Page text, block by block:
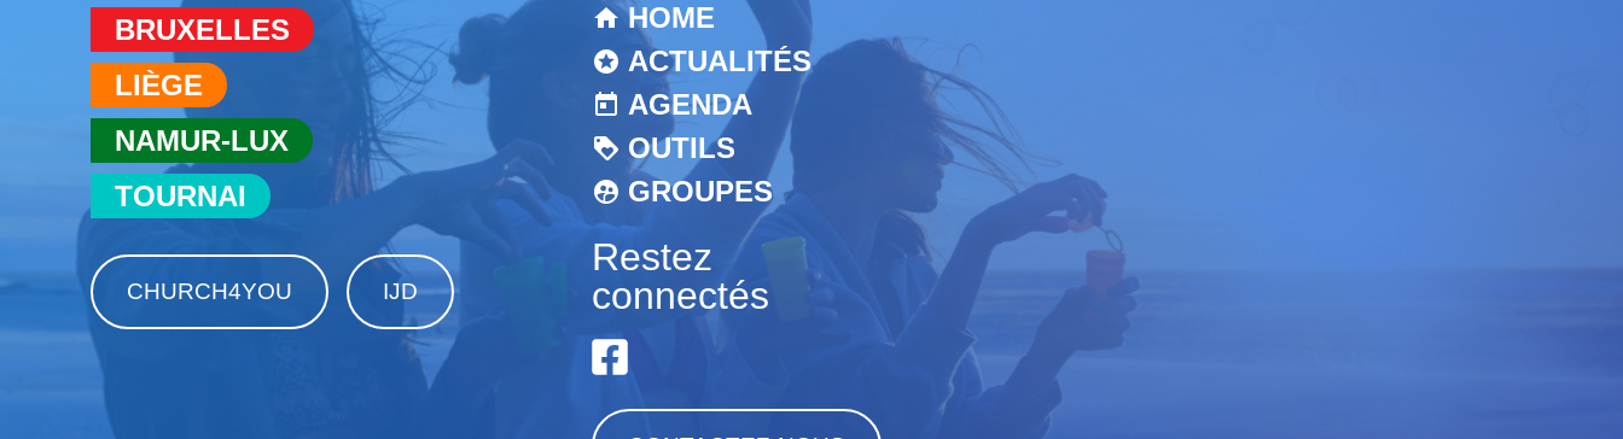
BRUXELLES
LIÈGE
NAMUR-LUX
TOURNAI
CHURCH4YOU IJD
HOME
ACTUALITÉS
AGENDA
OUTILS
GROUPES
Restez
connectés